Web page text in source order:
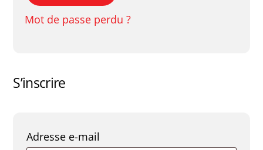
Mot de passe perdu ?
S’inscrire
Adresse e-mail